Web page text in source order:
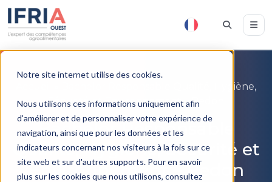
Notre site internet utilise des cookies.
Nous utilisons ces informations uniquement afin
d'améliorer et de personnaliser votre expérience de
navigation, ainsi que pour les données et les
indicateurs concernant nos visiteurs à la fois sur ce
site web et sur d'autres supports. Pour en savoir
plus sur les cookies que nous utilisons, consultez
Bachelor Responsable Qualité, Hygiène,
Sécurité et Environnement – Redon
Bachelor Responsable
Qualité, Hygiène, Sécurité et
Environnement – Redon